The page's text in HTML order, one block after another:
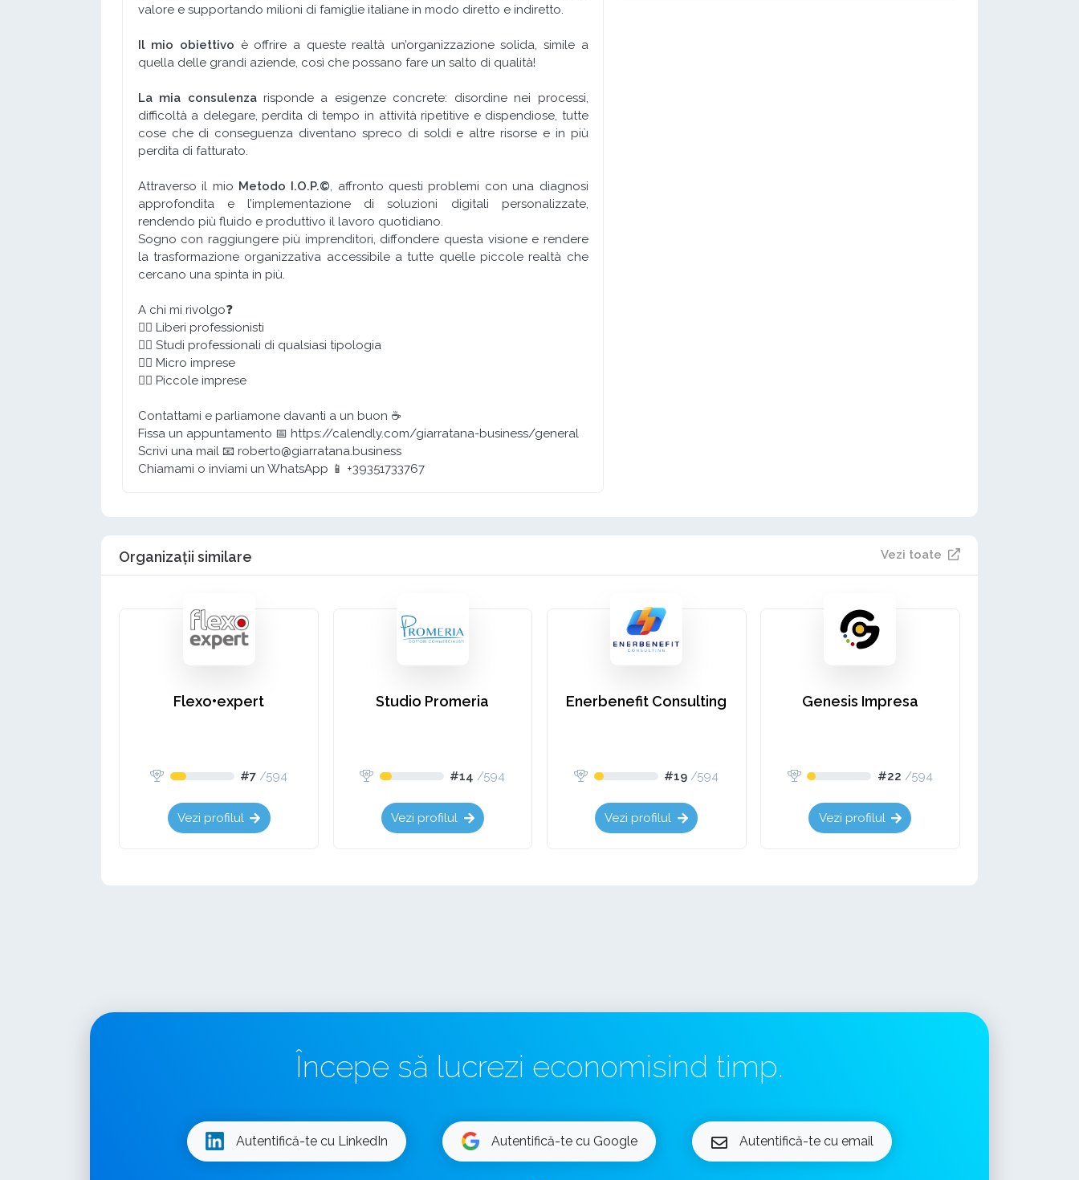
valore e supportando milioni di famiglie italiane in modo diretto e indiretto.
Il mio obiettivo è offrire a queste realtà un’organizzazione solida, simile a
quella delle grandi aziende, così che possano fare un salto di qualità!
La mia consulenzarisponde a esigenze concrete: disordine nei processi,
difficoltà a delegare, perdita di tempo in attività ripetitive e dispendiose, tutte
cose che di conseguenza diventano spreco di soldi e altre risorse e in più
perdita di fatturato.
Attraverso il mio Metodo I.O.P.© , affronto questi problemi con una diagnosi
approfondita e l’implementazione di soluzioni digitali personalizzate,
rendendo più fluido e produttivo il lavoro quotidiano.
Sogno con raggiungere più imprenditori, diffondere questa visione e rendere
la trasformazione organizzativa accessibile a tutte quelle piccole realtà che
cercano una spinta in più.
A chi mi rivolgo❓
👉🏻 Liberi professionisti
👉🏻 Studi professionali di qualsiasi tipologia
👉🏻 Micro imprese
👉🏻 Piccole imprese
Contattami e parliamone davanti a un buon ☕
Fissa un appuntamento 📅 https://calendly.com/giarratana-business/general
Scrivi una mail 📧 roberto@giarratana.business
Chiamami o inviami un WhatsApp 📱 +39351733767
Organizații similare Vezi toate
Flexo•expert
#7 /594
Vezi profilul
Studio Promeria
#14 /594
Vezi profilul
Enerbenefit Consulting
#19 /594
Vezi profilul
Genesis Impresa
#22 /594
Vezi profilul
Începe să lucrezi economisind timp.
Autentifică-te cu LinkedIn Autentifică-te cu Google Autentifică-te cu email